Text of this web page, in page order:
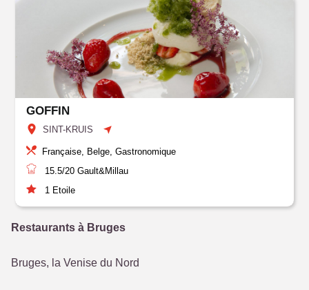
GOFFIN
SINT-KRUIS
Française, Belge, Gastronomique
15.5/20 Gault&Millau
1 Etoile
Restaurants à Bruges
Bruges, la Venise du Nord